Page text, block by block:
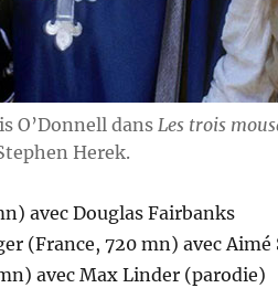
O’Donnell dansLes trois
Herek.
avec Douglas Fairbanks
(France, 720 mn) avec
avec Max Linder (parodie)